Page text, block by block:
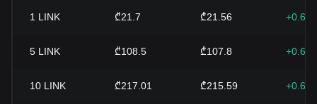
1 LINK ₾21.7 ₾21.56
5 LINK ₾108.5 ₾107.8
10 LINK ₾217.01 ₾215.59